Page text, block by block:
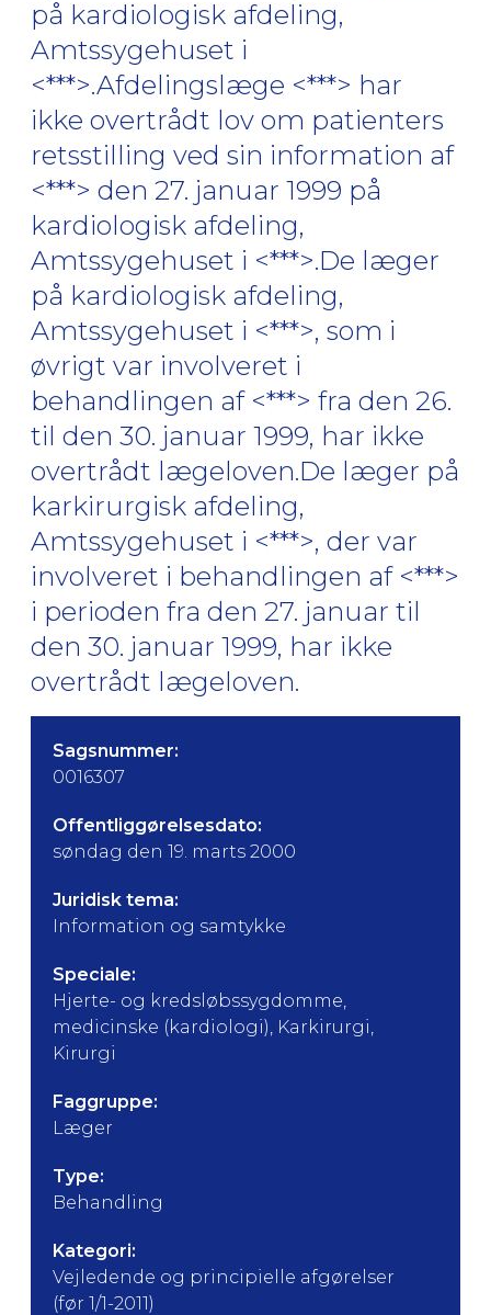
på kardiologisk afdeling,
Amtssygehuset i
<***>.Afdelingslæge <***> har
ikke overtrådt lov om patienters
retsstilling ved sin information af
<***> den 27. januar 1999 på
kardiologisk afdeling,
Amtssygehuset i <***>.De læger
på kardiologisk afdeling,
Amtssygehuset i <***>, som i
øvrigt var involveret i
behandlingen af <***> fra den 26.
til den 30. januar 1999, har ikke
overtrådt lægeloven.De læger på
karkirurgisk afdeling,
Amtssygehuset i <***>, der var
involveret i behandlingen af <***>
i perioden fra den 27. januar til
den 30. januar 1999, har ikke
overtrådt lægeloven.
Sagsnummer:
0016307
Offentliggørelsesdato:
søndag den 19. marts 2000
Juridisk tema:
Information og samtykke
Speciale:
Hjerte- og kredsløbssygdomme,
medicinske (kardiologi), Karkirurgi,
Kirurgi
Faggruppe:
Læger
Type:
Behandling
Kategori:
Vejledende og principielle afgørelser
(før 1/1-2011)